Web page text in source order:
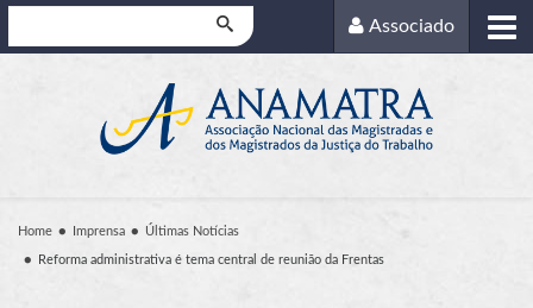
Associado
Home Imprensa Últimas Notícias
Reforma administrativa é tema central de reunião da Frentas